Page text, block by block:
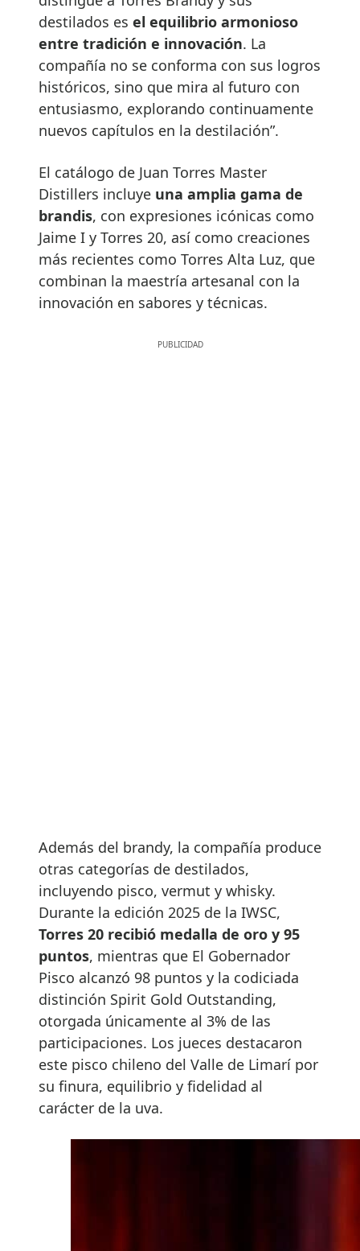
destilados es el equilibrio armonioso
entre tradición e innovación. La
compañía no se conforma con sus logros
históricos, sino que mira al futuro con
entusiasmo, explorando continuamente
nuevos capítulos en la destilación”.
El catálogo de Juan Torres Master
Distillers incluye una amplia gama de
brandis, con expresiones icónicas como
Jaime I y Torres 20, así como creaciones
más recientes como Torres Alta Luz, que
combinan la maestría artesanal con la
innovación en sabores y técnicas.
Además del brandy, la compañía produce
otras categorías de destilados,
incluyendo pisco, vermut y whisky.
Durante la edición 2025 de la IWSC,
Torres 20 recibió medalla de oro y 95
puntos, mientras que El Gobernador
Pisco alcanzó 98 puntos y la codiciada
distinción Spirit Gold Outstanding,
otorgada únicamente al 3% de las
participaciones. Los jueces destacaron
este pisco chileno del Valle de Limarí por
su finura, equilibrio y fidelidad al
carácter de la uva.